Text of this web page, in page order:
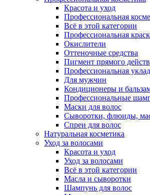
Красота и уход
Профессиональная
Всё в этой категории
Профессиональная
Окислители
Оттеночные средства
Пигмент прямого
Профессиональная
Для мужчин
Кондиционеры и
Профессиональные
Маски для волос
Сыворотки, флюиды,
Спреи для волос
Натуральная косметика
Уход за волосами
Красота и уход
Уход за волосами
Всё в этой категории
Масла и сыворотки
Шампунь для волос